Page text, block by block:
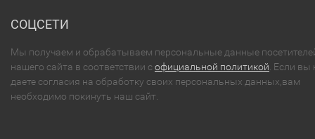
СОЦСЕТИ
Мы получаем и обрабатываем персональные данные
нашего сайта в соответствии софициальной политикой . Если вы
даете согласия на обработку своих персональных данных,вам
необходимо покинуть наш сайт.